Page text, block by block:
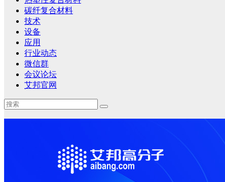
碳纤复合材料
技术
设备
应用
行业动态
微信群
会议论坛
艾邦官网